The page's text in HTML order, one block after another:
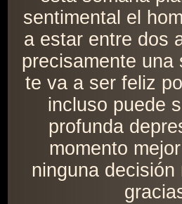
sentimental el
a estar entre dos
precisamente una
te va a ser feliz
incluso puede
profunda
momento
ninguna decisión